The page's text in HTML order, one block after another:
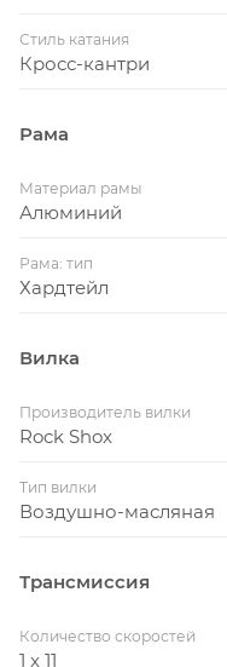
Стиль катания
Кросс-кантри
Рама
Материал рамы
Алюминий
Рама: тип
Хардтейл
Вилка
Производитель вилки
Rock Shox
Тип вилки
Воздушно-масляная
Трансмиссия
Количество скоростей
1 x 11